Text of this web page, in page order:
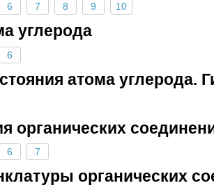
6 7 8 9 10
углерода
6
атома углерода.
органических
6 7
органических